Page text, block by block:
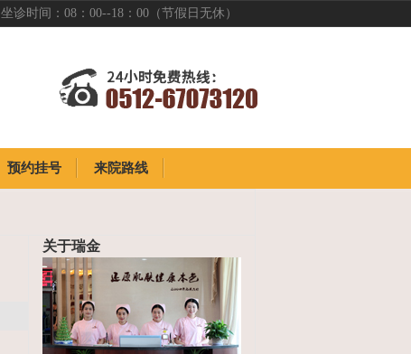
坐诊时间：08：00--18：00（节假日无休）
预约挂号 来院路线
关于瑞金